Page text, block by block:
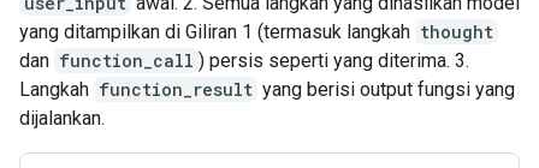
yang ditampilkan di Giliran 1 (termasuk langkah thought
dan function_call ) persis seperti yang diterima. 3.
Langkah function_result yang berisi output fungsi yang
dijalankan.